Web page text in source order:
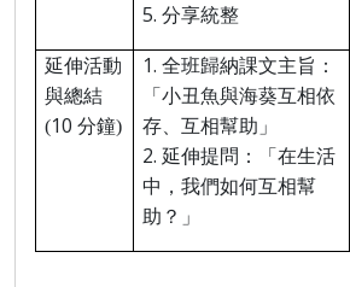
5. 分享統整
延伸活動
與總結
(10 分鐘)
1. 全班歸納課文主旨：
「小丑魚與海葵互相依
存、互相幫助」
2. 延伸提問：「在生活
中，我們如何互相幫
助？」